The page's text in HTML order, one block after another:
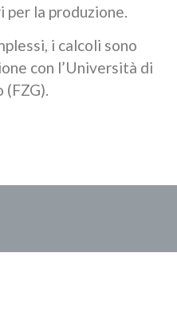
per la produzione.
i calcoli sono
con l’Università di
(FZG).